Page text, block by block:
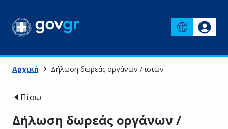
Αρχική Δήλωση δωρεάς οργάνων / ιστών
Πίσω
Δήλωση δωρεάς οργάνων /